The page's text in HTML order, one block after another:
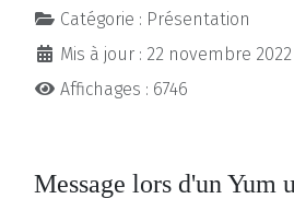
Catégorie : Présentation
Mis à jour : 22 novembre 2022
Affichages : 6746
Message lors d'un Yum